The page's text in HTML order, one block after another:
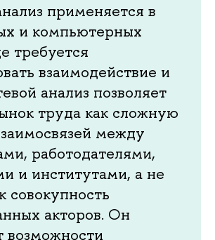
применяется в
и компьютерных
требуется
взаимодействие и
анализ позволяет
труда как сложную
между
работодателями,
и институтами, а не
совокупность
акторов. Он
возможности